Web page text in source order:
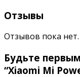
Отзывы
Отзывов пока нет.
Будьте
“Xiaomi Mi